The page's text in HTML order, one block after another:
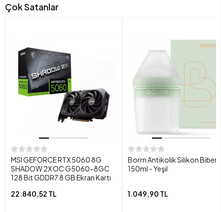
Çok Satanlar
MSI GEFORCE RTX 5060 8G
SHADOW 2X OC G5060-8GC
128 Bit GDDR7 8 GB Ekran Kartı
22.840,52 TL
Borrn Antikolik Silikon
150ml - Yeşil
1.049,90 TL